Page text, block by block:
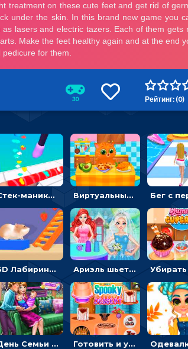
30 Рейтинг: (0)
Стек-маникюр для девочек: красить ногти и избегать пил Виртуальный питомец: ухаживать, кормить, купать рыжего кота
3D Лабиринт хомяка: проходить полосу препятствий, чтобы получать вкусняшки Ариэль шьет свадебные платья для принцесс в салоне - одевалка
День Семьи Ледяной принцессы: убираться в доме и ухаживать за малышами - для девочек Готовить и украшать десерт на Хэллоуин - для девочек